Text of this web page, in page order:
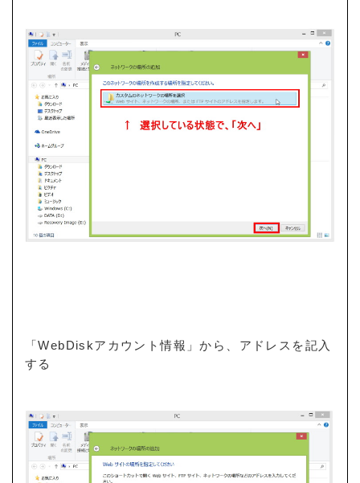
「WebDiskアカウント情報」から、アドレスを記入
する